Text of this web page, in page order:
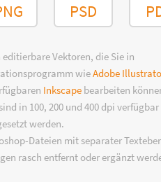
PSD
Vektoren, die Sie in
wieAdobe
Inkscape bearbeiten
in 100, 200 und 400 dpi verfügbar
werden.
Dateien mit separater
rasch entfernt oder ergänzt